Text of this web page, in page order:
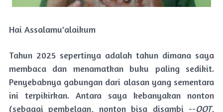
Hai Assalamu'alaikum
Tahun 2025 sepertinya adalah tahun dimana saya
membaca dan menamatkan buku paling sedikit.
Penyebabnya gabungan dari alasan yang sementara
ini terpikirkan. Antara saya kebanyakan nonton
(sebagai pembelaan, nonton bisa disambi --OOT,